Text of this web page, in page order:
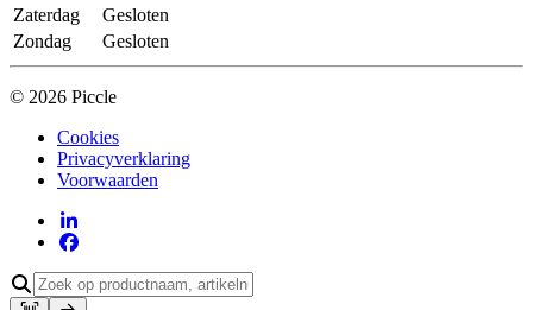
Zaterdag
Gesloten
Zondag
Gesloten
© 2026 Piccle
Cookies
Privacyverklaring
Voorwaarden